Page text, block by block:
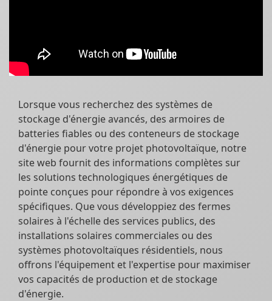
Lorsque vous recherchez des systèmes de
stockage d'énergie avancés, des armoires de
batteries fiables ou des conteneurs de stockage
d'énergie pour votre projet photovoltaïque, notre
site web fournit des informations complètes sur
les solutions technologiques énergétiques de
pointe conçues pour répondre à vos exigences
spécifiques. Que vous développiez des fermes
solaires à l'échelle des services publics, des
installations solaires commerciales ou des
systèmes photovoltaïques résidentiels, nous
offrons l'équipement et l'expertise pour maximiser
vos capacités de production et de stockage
d'énergie.